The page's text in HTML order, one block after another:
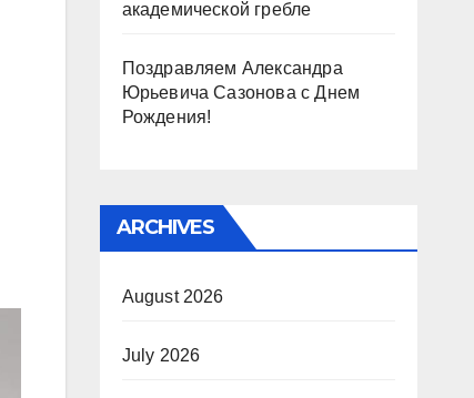
академической гребле
Поздравляем Александра
Юрьевича Сазонова с Днем
Рождения!
ARCHIVES
August 2026
July 2026